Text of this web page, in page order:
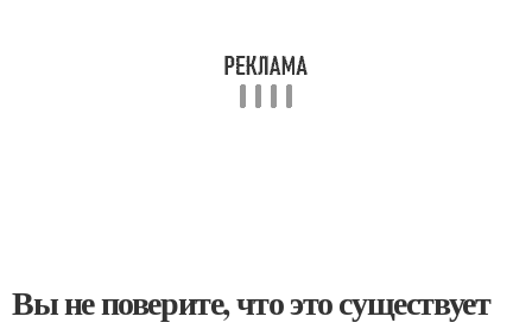
Вы не поверите, что это существует